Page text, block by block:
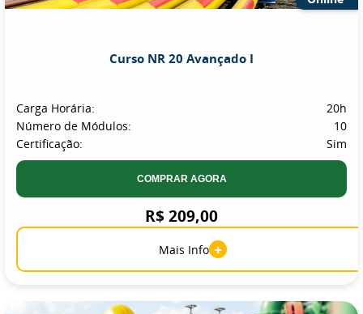
Curso NR 20 Avançado I
Carga Horária:
20h
Número de Módulos:
10
Certificação:
Sim
COMPRAR AGORA
R$ 209,00
Mais Info +